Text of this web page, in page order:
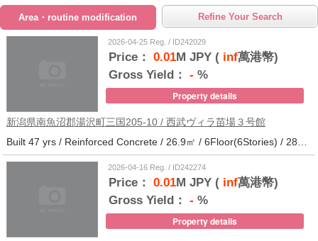
Area・routine modification Refine Your Search
2026-04-25 Reg. / ID242029
Price： 0.01M JPY (inf萬港幣)
Gross Yield： - %
Property details
新潟県南魚沼郡湯沢町三国205-10 / 西武ヴィラ苗場３号館
2026-04-16 Reg. / ID242274
Price： 0.01M JPY (inf萬港幣)
Gross Yield： - %
Property details